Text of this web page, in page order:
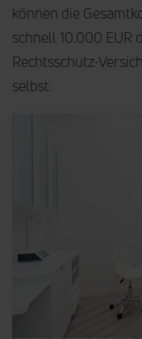
können die
schnell 10.000 EUR
Rechtsschutz-
selbst.